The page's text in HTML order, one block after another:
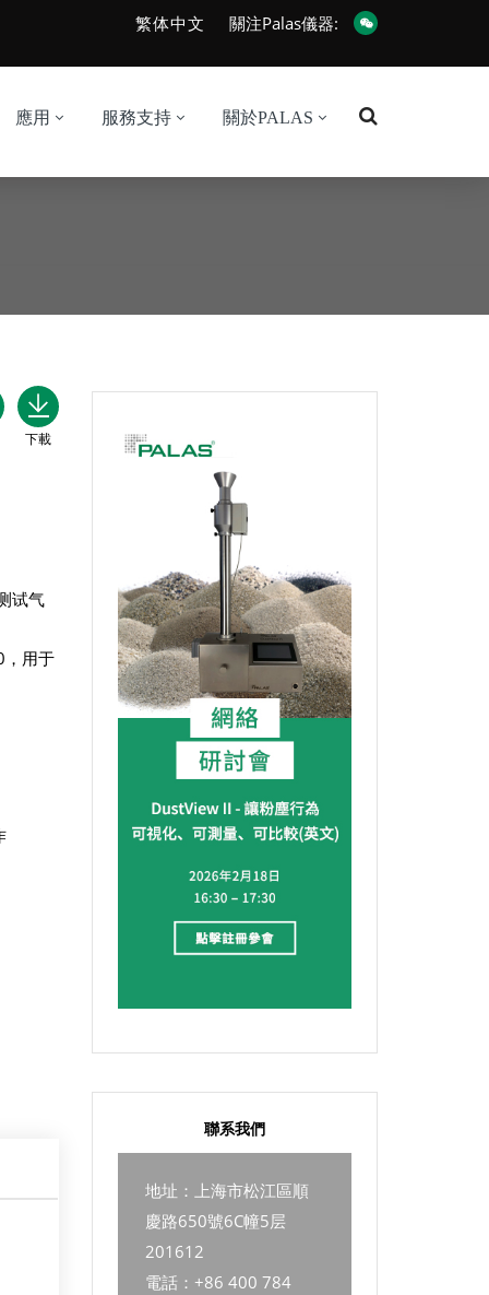
繁体中文 關注Palas儀器:
應用 服務支持 關於PALAS
下載
试气
用于
聯系我們
地址：上海市松江區順
慶路650號6C幢5层
201612
電話：+86 400 784